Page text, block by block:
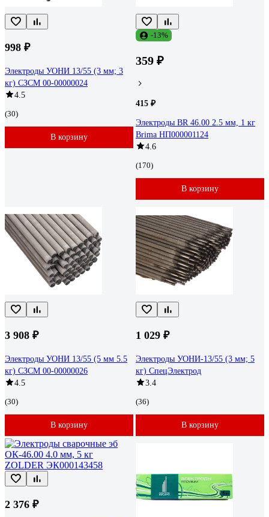
998 ₽
Электроды УОНИ 13/55 (3 мм; 3
кг) СЗСМ 00-00000024
4.5
(30)
В корзину
-13%
359 ₽
415 ₽
Электроды BR 46.00 2.5 мм, 1 кг
Brima НП000001124
4.6
(170)
В корзину
3 908 ₽
Электроды УОНИ 13/55 (5 мм 5.5
кг) СЗСМ 00-00000026
4.5
(30)
В корзину
1 029 ₽
Электроды УОНИ-13/55 (3 мм; 5
кг) СпецЭлектрод
3.4
(36)
В корзину
2 376 ₽